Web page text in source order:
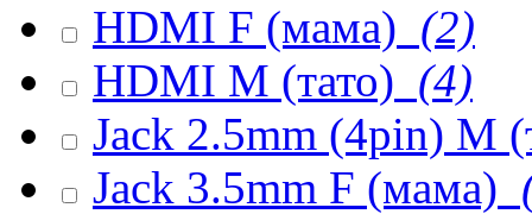
HDMI F (мама) (2)
HDMI M (тато) (4)
Jack 2.5mm (4pin) M
Jack 3.5mm F (мама)